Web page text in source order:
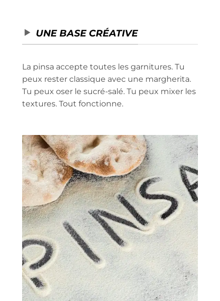
UNE BASE CRÉATIVE
La pinsa accepte toutes les garnitures. Tu
peux rester classique avec une margherita.
Tu peux oser le sucré-salé. Tu peux mixer les
textures. Tout fonctionne.